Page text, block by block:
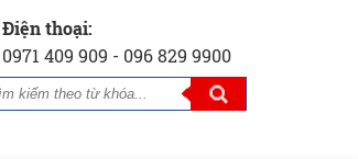
Điện thoại:
0971 409 909 - 096 829 9900